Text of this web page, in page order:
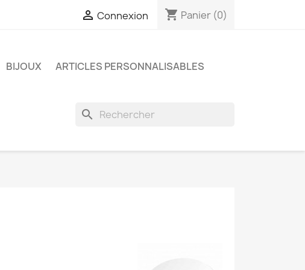
 Connexion shopping_cart Panier (0)
BIJOUX
ARTICLES PERSONNALISABLES
search